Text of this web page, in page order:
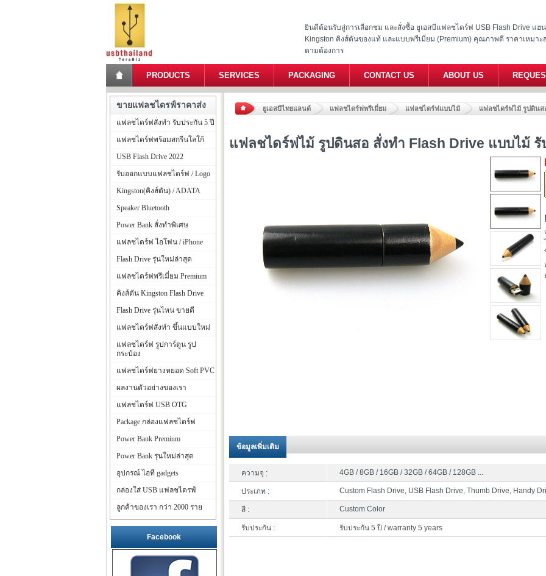
ยินดีต้อนรับสู่การเลือกชม และสั่งซื้อ ยูเอสบีแฟลชไดร์ฟ USB Flash Drive แฮ
Kingston คิงส์ตันของแท้ และแบบพรีเมี่ยม (Premium) คุณภาพดี ราคาเหมา
ตามต้องการ
PRODUCTS SERVICES PACKAGING CONTACT US ABOUT US
ยูเอสบีไทยแลนด์ แฟลชไดร์ฟพรีเมี่ยม แฟลชไดร์ฟแบบไม้ แฟลชไดร์ฟไม้ รูปดินส
แฟลชไดร์ฟไม้ รูปดินสอ สั่งทำ Flash Drive แบบไม้
ข้อมูลเพิ่มเติม
ความจุ : 4GB / 8GB / 16GB / 32GB / 64GB / 128GB ...
ประเภท : Custom Flash Drive, USB Flash Drive, Thumb Drive, Handy
สี : Custom Color
รับประกัน : รับประกัน 5 ปี / warranty 5 years
ขายแฟลชไดรฟ์ราคาส่ง
แฟลชไดร์ฟสั่งทำ รับประกัน 5 ปี
แฟลชไดร์ฟพร้อมสกรีนโลโก้
USB Flash Drive 2022
รับออกแบบแฟลชไดร์ฟ / Logo
Kingston(คิงส์ตัน) / ADATA
Speaker Bluetooth
Power Bank สั่งทำพิเศษ
แฟลชไดร์ฟ ไอโฟน / iPhone
Flash Drive รุ่นใหม่ล่าสุด
แฟลชไดร์ฟพรีเมี่ยม Premium
คิงส์ตัน Kingston Flash Drive
Flash Drive รุ่นไหน ขายดี
แฟลชไดร์ฟสั่งทำ ขึ้นแบบใหม่
แฟลชไดร์ฟ รูปการ์ตูน รูป
กระป๋อง
แฟลชไดร์ฟยางหยอด Soft PVC
ผลงานตัวอย่างของเรา
แฟลชไดร์ฟ USB OTG
Package กล่องแฟลชไดร์ฟ
Power Bank Premium
Power Bank รุ่นใหม่ล่าสุด
อุปกรณ์ ไอที gadgets
กล่องใส่ USB แฟลชไดรฟ์
ลูกค้าของเรา กว่า 2000 ราย
Facebook